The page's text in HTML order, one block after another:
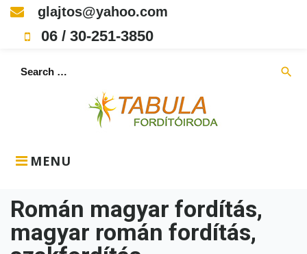
Skip
content
glajtos@yahoo.com
06 / 30-251-3850
MENU
Search
search
Román magyar fordítás,
magyar román fordítás,